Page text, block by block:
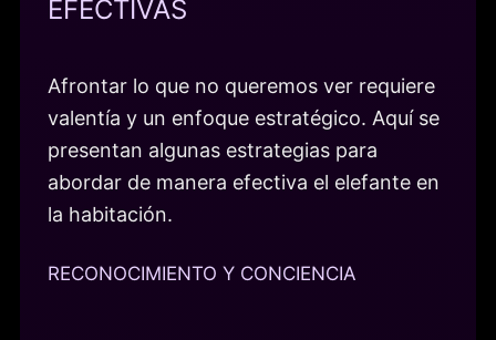
EFECTIVAS
Afrontar lo que no queremos ver requiere
valentía y un enfoque estratégico. Aquí se
presentan algunas estrategias para
abordar de manera efectiva el elefante en
la habitación.
RECONOCIMIENTO Y CONCIENCIA